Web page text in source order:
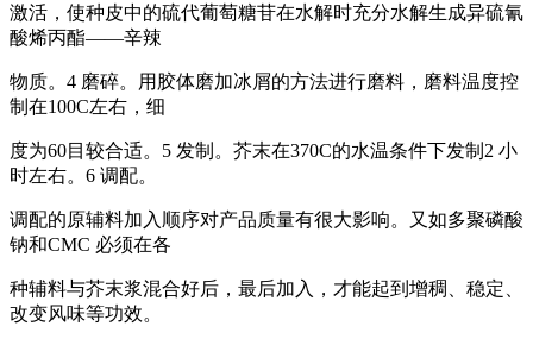
激活，使种皮中的硫代葡萄糖苷在水解时充分水解生成异硫氰
酸烯丙酯——辛辣
物质。4 磨碎。用胶体磨加冰屑的方法进行磨料，磨料温度控
制在100C左右，细
度为60目较合适。5 发制。芥末在370C的水温条件下发制2 小
时左右。6 调配。
调配的原辅料加入顺序对产品质量有很大影响。又如多聚磷酸
钠和CMC 必须在各
种辅料与芥末浆混合好后，最后加入，才能起到增稠、稳定、
改变风味等功效。